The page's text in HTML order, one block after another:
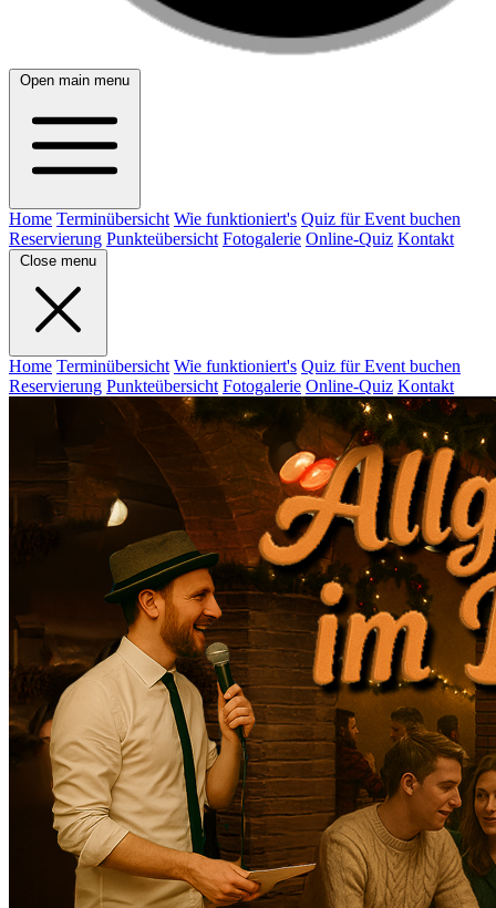
Open main menu
Home Terminübersicht Wie funktioniert's Quiz für Event buchen
Reservierung Punkteübersicht Fotogalerie Online-Quiz Kontakt
Close menu
Home Terminübersicht Wie funktioniert's Quiz für Event buchen
Reservierung Punkteübersicht Fotogalerie Online-Quiz Kontakt